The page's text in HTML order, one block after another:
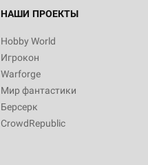
НАШИ ПРОЕКТЫ
Hobby World
Игрокон
Warforge
Мир фантастики
Берсерк
CrowdRepublic